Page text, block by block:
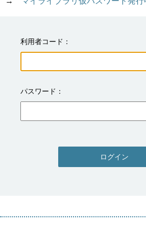
利用者コード
パスワード
ログイン